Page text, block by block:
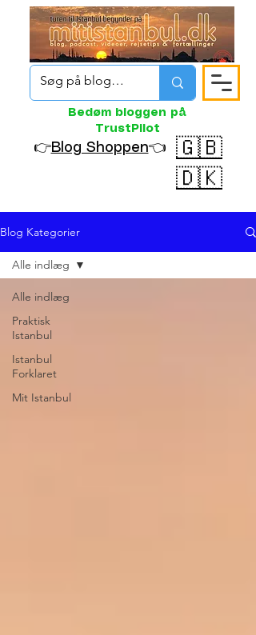
Bedøm bloggen på
TrustPilot
👉Blog Shoppen👈
🇬🇧
🇩🇰
Blog Kategorier
Alle indlæg
Praktisk
Istanbul
Istanbul
Forklaret
Mit Istanbul
Alle indlæg